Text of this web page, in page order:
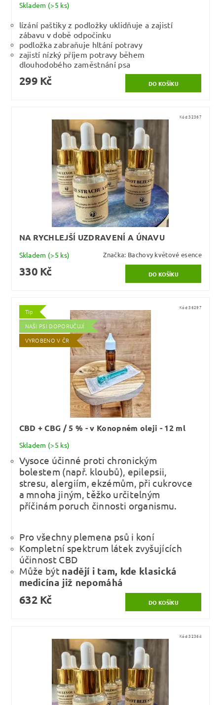
Skladem (>5 ks)
lízání paštiky z podložky uklidňuje a zajistí
zábavu v době odpočinku
podložka zabraňuje hltání potravy
zajistí nízký příjem potravy během
dlouhodobého zaměstnání psa
299 Kč
Kód:32367
NA RYCHLEJŠÍ UZDRAVENÍ A ÚNAVU
Skladem (>5 ks) Značka: Bachovy květové esence
330 Kč
Tip
NAŠI PSI DOPORUČUJÍ
VYROBENO V ČR
Kód:36297
CBD + CBG / 5 % - v Konopném oleji - 12 ml
Skladem (>5 ks)
Vysoce účinné proti chronickým
bolestem (např. kloubů), epilepsii,
stresu, alergiím, ekzémům, při cukrovce
a mnoha jiným, těžko určitelným
příčinám poruch činnosti organismu.
Pro všechny plemena psů i koní
Kompletní spektrum látek zvyšujících
účinnost CBD
Může být nadějí i tam, kde klasická
medicína již nepomáhá
632 Kč
Kód:32364